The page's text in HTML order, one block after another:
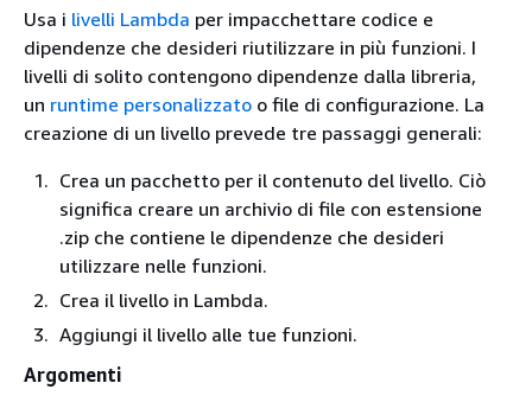
Usa i livelli Lambda per impacchettare codice e
dipendenze che desideri riutilizzare in più funzioni. I
livelli di solito contengono dipendenze dalla libreria,
un runtime personalizzato o file di configurazione. La
creazione di un livello prevede tre passaggi generali:
Crea un pacchetto per il contenuto del livello. Ciò
significa creare un archivio di file con estensione
.zip che contiene le dipendenze che desideri
utilizzare nelle funzioni.
Crea il livello in Lambda.
Aggiungi il livello alle tue funzioni.
Argomenti